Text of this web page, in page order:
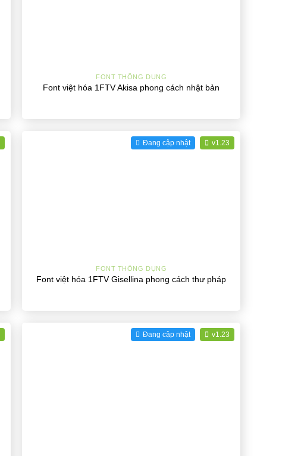
FONT THÔNG DỤNG
Font việt hóa 1FTV Akisa phong cách nhật bản
Đang cập nhật v1.23
FONT THÔNG DỤNG
Font việt hóa 1FTV Gisellina phong cách thư pháp
Đang cập nhật v1.23